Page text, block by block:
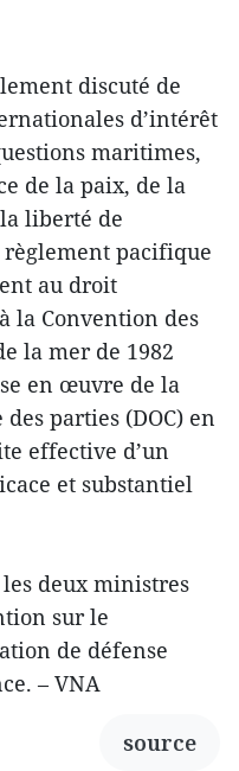
discuté de
d’intérêt
maritimes,
de la paix, de la
liberté de
pacifique
au droit
la Convention des
la mer de 1982
en œuvre de la
parties (DOC) en
effective d’un
et substantiel
deux ministres
sur le
de défense
– VNA
source